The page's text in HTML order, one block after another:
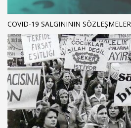
COVID-19 SALGINININ